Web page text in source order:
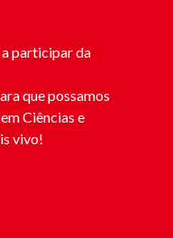
a participar da
que possamos
Ciências e
vivo!